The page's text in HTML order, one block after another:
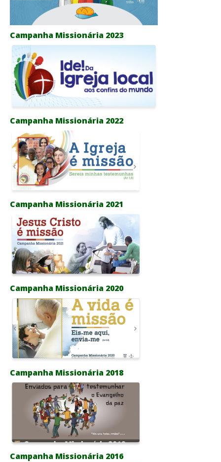
Campanha Missionária 2023
Campanha Missionária 2022
Campanha Missionária 2021
Campanha Missionária 2020
Campanha Missionária 2018
Campanha Missionária 2016